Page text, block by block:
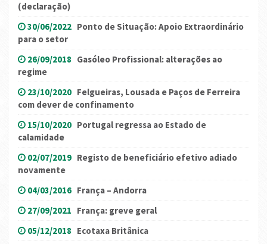
(declaração)
30/06/2022 Ponto de Situação: Apoio Extraordinário
para o setor
26/09/2018 Gasóleo Profissional: alterações ao
regime
23/10/2020 Felgueiras, Lousada e Paços de Ferreira
com dever de confinamento
15/10/2020 Portugal regressa ao Estado de
calamidade
02/07/2019 Registo de beneficiário efetivo adiado
novamente
04/03/2016 França – Andorra
27/09/2021 França: greve geral
05/12/2018 Ecotaxa Britânica